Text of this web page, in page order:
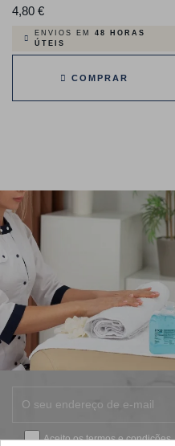
4,80 €Preço
ENVIOS EM 48 HORAS
ÚTEIS
COMPRAR
Aceito ostermos e condições